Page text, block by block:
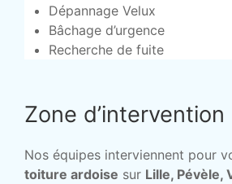
Dépannage Velux
Bâchage d’urgence
Recherche de fuite
Zone d’intervention
Nos équipes interviennent pour
toiture ardoise sur Lille, Pévèle,